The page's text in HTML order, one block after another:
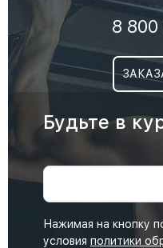
8
Будьте в
Нажимая на кнопку
условия политики